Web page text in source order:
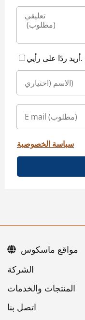
أريد ردًا على رأيي.
سياسة الخصوصية
اتصل بنا
مواقع ماسكوس